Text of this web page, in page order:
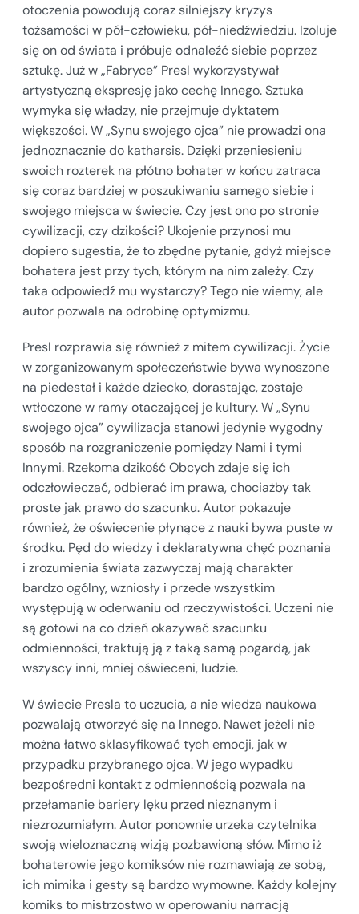
otoczenia powodują coraz silniejszy kryzys
tożsamości w pół-człowieku, pół-niedźwiedziu. Izoluje
się on od świata i próbuje odnaleźć siebie poprzez
sztukę. Już w „Fabryce” Presl wykorzystywał
artystyczną ekspresję jako cechę Innego. Sztuka
wymyka się władzy, nie przejmuje dyktatem
większości. W „Synu swojego ojca” nie prowadzi ona
jednoznacznie do katharsis. Dzięki przeniesieniu
swoich rozterek na płótno bohater w końcu zatraca
się coraz bardziej w poszukiwaniu samego siebie i
swojego miejsca w świecie. Czy jest ono po stronie
cywilizacji, czy dzikości? Ukojenie przynosi mu
dopiero sugestia, że to zbędne pytanie, gdyż miejsce
bohatera jest przy tych, którym na nim zależy. Czy
taka odpowiedź mu wystarczy? Tego nie wiemy, ale
autor pozwala na odrobinę optymizmu.
Presl rozprawia się również z mitem cywilizacji. Życie
w zorganizowanym społeczeństwie bywa wynoszone
na piedestał i każde dziecko, dorastając, zostaje
wtłoczone w ramy otaczającej je kultury. W „Synu
swojego ojca” cywilizacja stanowi jedynie wygodny
sposób na rozgraniczenie pomiędzy Nami i tymi
Innymi. Rzekoma dzikość Obcych zdaje się ich
odczłowieczać, odbierać im prawa, chociażby tak
proste jak prawo do szacunku. Autor pokazuje
również, że oświecenie płynące z nauki bywa puste w
środku. Pęd do wiedzy i deklaratywna chęć poznania
i zrozumienia świata zazwyczaj mają charakter
bardzo ogólny, wzniosły i przede wszystkim
występują w oderwaniu od rzeczywistości. Uczeni nie
są gotowi na co dzień okazywać szacunku
odmienności, traktują ją z taką samą pogardą, jak
wszyscy inni, mniej oświeceni, ludzie.
W świecie Presla to uczucia, a nie wiedza naukowa
pozwalają otworzyć się na Innego. Nawet jeżeli nie
można łatwo sklasyfikować tych emocji, jak w
przypadku przybranego ojca. W jego wypadku
bezpośredni kontakt z odmiennością pozwala na
przełamanie bariery lęku przed nieznanym i
niezrozumiałym. Autor ponownie urzeka czytelnika
swoją wieloznaczną wizją pozbawioną słów. Mimo iż
bohaterowie jego komiksów nie rozmawiają ze sobą,
ich mimika i gesty są bardzo wymowne. Każdy kolejny
komiks to mistrzostwo w operowaniu narracją